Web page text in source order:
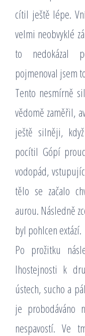
cítil ještě lépe.
velmi neobvyklé
to nedokázal
pojmenoval jsem to
Tento nesmírně
vědomě zaměřil,
ještě silněji,
pocítil Gópí
vodopád,
tělo se začalo
aurou. Následně
byl pohlcen extází.
Po prožitku
lhostejnosti k
ústech, sucho a
je probodáváno
nespavostí. Ve